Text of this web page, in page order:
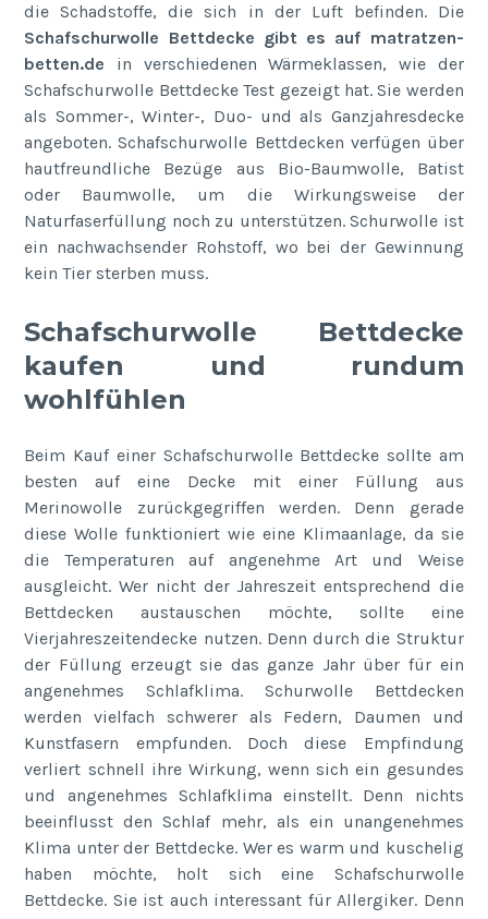
die Schadstoffe, die sich in der Luft befinden. Die
Schafschurwolle Bettdecke gibt es auf matratzen-
betten.de in verschiedenen Wärmeklassen, wie der
Schafschurwolle Bettdecke Test gezeigt hat. Sie werden
als Sommer-, Winter-, Duo- und als Ganzjahresdecke
angeboten. Schafschurwolle Bettdecken verfügen über
hautfreundliche Bezüge aus Bio-Baumwolle, Batist
oder Baumwolle, um die Wirkungsweise der
Naturfaserfüllung noch zu unterstützen. Schurwolle ist
ein nachwachsender Rohstoff, wo bei der Gewinnung
kein Tier sterben muss.
Schafschurwolle Bettdecke
kaufen und rundum
wohlfühlen
Beim Kauf einer Schafschurwolle Bettdecke sollte am
besten auf eine Decke mit einer Füllung aus
Merinowolle zurückgegriffen werden. Denn gerade
diese Wolle funktioniert wie eine Klimaanlage, da sie
die Temperaturen auf angenehme Art und Weise
ausgleicht. Wer nicht der Jahreszeit entsprechend die
Bettdecken austauschen möchte, sollte eine
Vierjahreszeitendecke nutzen. Denn durch die Struktur
der Füllung erzeugt sie das ganze Jahr über für ein
angenehmes Schlafklima. Schurwolle Bettdecken
werden vielfach schwerer als Federn, Daumen und
Kunstfasern empfunden. Doch diese Empfindung
verliert schnell ihre Wirkung, wenn sich ein gesundes
und angenehmes Schlafklima einstellt. Denn nichts
beeinflusst den Schlaf mehr, als ein unangenehmes
Klima unter der Bettdecke. Wer es warm und kuschelig
haben möchte, holt sich eine Schafschurwolle
Bettdecke. Sie ist auch interessant für Allergiker. Denn